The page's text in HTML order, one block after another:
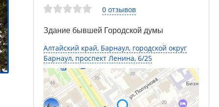
0 отзывов
Здание бывшей Городской думы
Алтайский край, Барнаул, городской округ
Барнаул, проспект Ленина, 6/25